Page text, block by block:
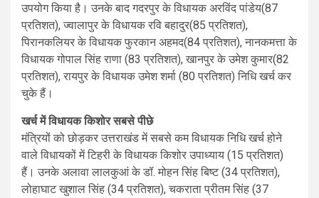
उपयोग किया है। उनके बाद गदरपुर के विधायक अरविंद पांडेय(87
प्रतिशत), ज्वालापुर के विधायक रवि बहादुर(85 प्रतिशत),
पिरानकलियर के विधायक फुरकान अहमद(84 प्रतिशत), नानकमत्ता के
विधायक गोपाल सिंह राणा (83 प्रतिशत), खानपुर के उमेश कुमार(82
प्रतिशत), रायपुर के विधायक उमेश शर्मा (80 प्रतिशत) निधि खर्च कर
चुके हैं।
खर्च में विधायक किशोर सबसे पीछे
मंत्रियों को छोड़कर उत्तराखंड में सबसे कम विधायक निधि खर्च होने
वाले विधायकों में टिहरी के विधायक किशोर उपाध्याय (15 प्रतिशत)
हैं। उनके अलावा लालकुआं के डॉ. मोहन सिंह बिष्ट (34 प्रतिशत),
लोहाघाट खुशाल सिंह (34 प्रतिशत), चकराता प्रीतम सिंह (37